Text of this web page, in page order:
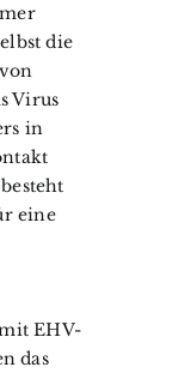
die
Virus
in
eine
EHV-
das